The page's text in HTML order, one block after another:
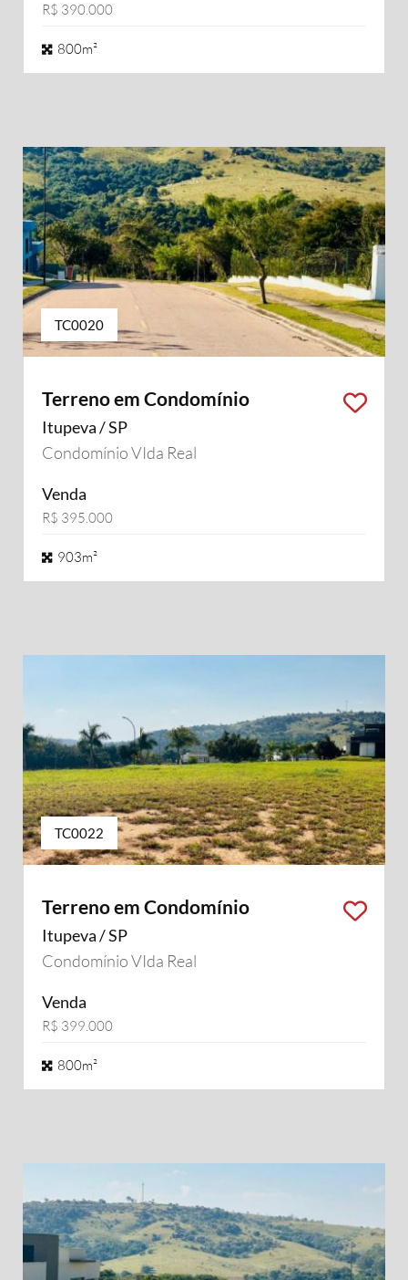
R$ 390.000
800m²
TC0020
Terreno em Condomínio
Itupeva / SP
Condomínio VIda Real
Venda
R$ 395.000
903m²
TC0022
Terreno em Condomínio
Itupeva / SP
Condomínio VIda Real
Venda
R$ 399.000
800m²